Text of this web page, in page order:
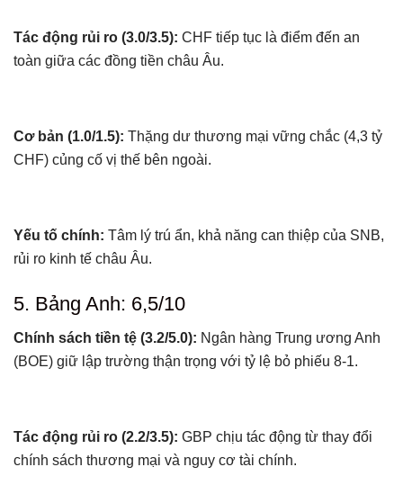
Tác động rủi ro (3.0/3.5): CHF tiếp tục là điểm đến an
toàn giữa các đồng tiền châu Âu.
Cơ bản (1.0/1.5): Thặng dư thương mại vững chắc (4,3 tỷ
CHF) củng cố vị thế bên ngoài.
Yếu tố chính: Tâm lý trú ẩn, khả năng can thiệp của SNB,
rủi ro kinh tế châu Âu.
5. Bảng Anh: 6,5/10
Chính sách tiền tệ (3.2/5.0): Ngân hàng Trung ương Anh
(BOE) giữ lập trường thận trọng với tỷ lệ bỏ phiếu 8-1.
Tác động rủi ro (2.2/3.5): GBP chịu tác động từ thay đổi
chính sách thương mại và nguy cơ tài chính.